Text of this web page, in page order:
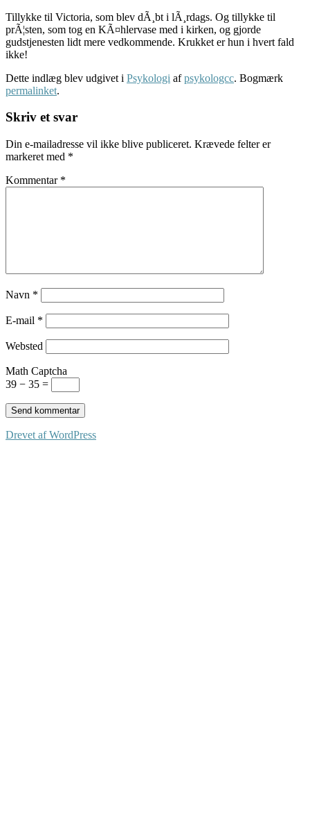
Tillykke til Victoria, som blev dÃ¸bt i lÃ¸rdags. Og tillykke til
prÃ¦sten, som tog en KÃ¤hlervase med i kirken, og gjorde
gudstjenesten lidt mere vedkommende. Krukket er hun i hvert fald
ikke!
Dette indlæg blev udgivet i Psykologi afpsykologcc. Bogmærk
permalinket.
Skriv et svar
Din e-mailadresse vil ikke blive publiceret. Krævede felter er
markeret med *
Kommentar *
Navn *
E-mail *
Websted
Math Captcha
39 − 35 =
Drevet af WordPress